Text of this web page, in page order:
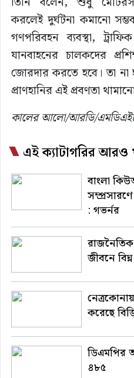
করলেই দুর্ঘটনা কমানো
গণপরিবহন ব্যবস্থা,
যানবাহনের চালকদের
জোরদার করতে হবে। তা না
প্রাণহানির এই প্রবণতা
কালের আলো/আরডি/
এই ক্যাটাগরির আরও
বাংলা
: গভর্নর
জীবনে
করেছে
ডিএমপির
৪৮৫